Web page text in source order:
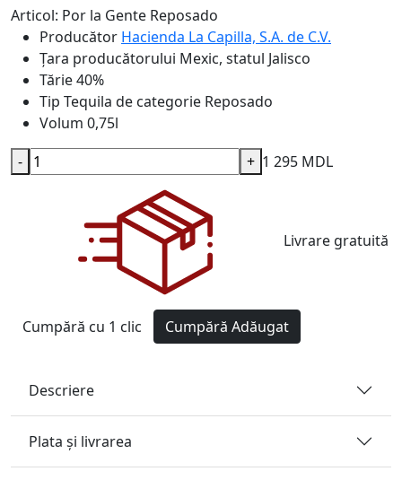
Articol: Por la Gente Reposado
Producător Hacienda La Capilla, S.A. de C.V.
Țara producătorului Mexic, statul Jalisco
Tărie40%
Tip Tequila de categorie Reposado
Volum 0,75l
1 295 MDL
- +
Livrare gratuită
Cumpără cu 1 clic Cumpără Adăugat
Descriere
Plata și livrarea